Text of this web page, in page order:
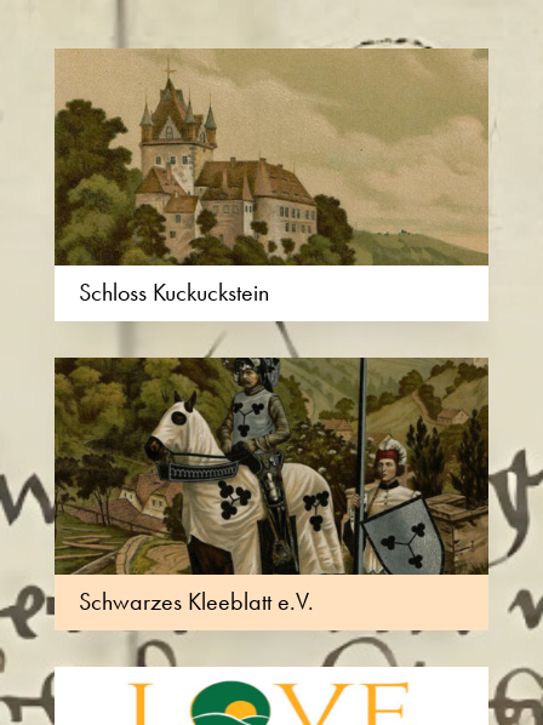
Schloss Kuckuckstein
Schwarzes Kleeblatt e.V.